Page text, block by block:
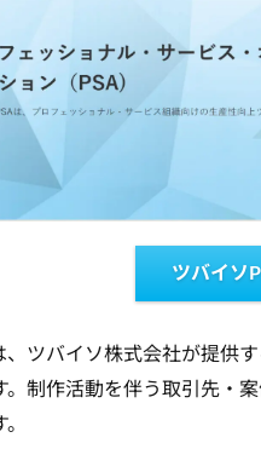
ツバイソ
ツバイソ株式会社が提供す
。制作活動を伴う取引先・